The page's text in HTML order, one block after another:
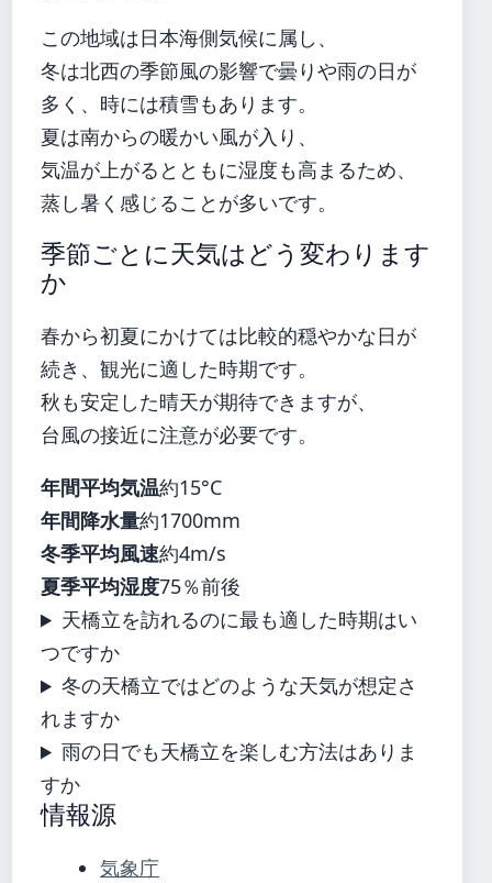
この地域は日本海側気候に属し、
冬は北西の季節風の影響で曇りや雨の日が
多く、時には積雪もあります。
夏は南からの暖かい風が入り、
気温が上がるとともに湿度も高まるため、
蒸し暑く感じることが多いです。
季節ごとに天気はどう変わります
か
春から初夏にかけては比較的穏やかな日が
続き、観光に適した時期です。
秋も安定した晴天が期待できますが、
台風の接近に注意が必要です。
年間平均気温約15°C
年間降水量約1700mm
冬季平均風速約4m/s
夏季平均湿度75％前後
天橋立を訪れるのに最も適した時期はい
つですか
冬の天橋立ではどのような天気が想定さ
れますか
雨の日でも天橋立を楽しむ方法はありま
すか
情報源
気象庁